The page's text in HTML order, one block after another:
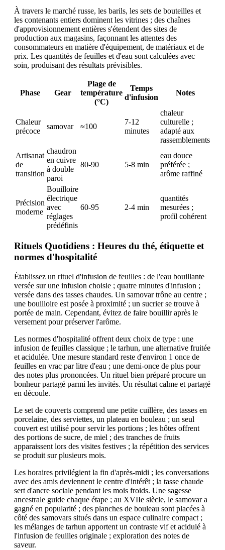
À travers le marché russe, les barils, les sets de bouteilles et
les contenants entiers dominent les vitrines ; des chaînes
d'approvisionnement entières s'étendent des sites de
production aux magasins, façonnant les attentes des
consommateurs en matière d'équipement, de matériaux et de
prix. Les quantités de feuilles et d'eau sont calculées avec
soin, produisant des résultats prévisibles.
Phase Gear
Plage de
température
(°C)
Temps
d'infusion
Notes
Chaleur
précoce
samovar ≈100
7-12
minutes
chaleur
culturelle ;
adapté aux
rassemblements
Artisanat
de
transition
chaudron
en cuivre
à double
paroi
80-90 5-8 min
eau douce
préférée ;
arôme raffiné
Précision
moderne
Bouilloire
électrique
avec
réglages
prédéfinis
60-95 2-4 min
quantités
mesurées ;
profil cohérent
Rituels Quotidiens : Heures du thé, étiquette et
normes d'hospitalité
Établissez un rituel d'infusion de feuilles : de l'eau bouillante
versée sur une infusion choisie ; quatre minutes d'infusion ;
versée dans des tasses chaudes. Un samovar trône au centre ;
une bouilloire est posée à proximité ; un sucrier se trouve à
portée de main. Cependant, évitez de faire bouillir après le
versement pour préserver l'arôme.
Les normes d'hospitalité offrent deux choix de type : une
infusion de feuilles classique ; le tarhun, une alternative fruitée
et acidulée. Une mesure standard reste d'environ 1 once de
feuilles en vrac par litre d'eau ; une demi-once de plus pour
des notes plus prononcées. Un rituel bien préparé procure un
bonheur partagé parmi les invités. Un résultat calme et partagé
en découle.
Le set de couverts comprend une petite cuillère, des tasses en
porcelaine, des serviettes, un plateau en bouleau ; un seul
couvert est utilisé pour servir les portions ; les hôtes offrent
des portions de sucre, de miel ; des tranches de fruits
apparaissent lors des visites festives ; la répétition des services
se produit sur plusieurs mois.
Les horaires privilégient la fin d'après-midi ; les conversations
avec des amis deviennent le centre d'intérêt ; la tasse chaude
sert d'ancre sociale pendant les mois froids. Une sagesse
ancestrale guide chaque étape ; au XVIIe siècle, le samovar a
gagné en popularité ; des planches de bouleau sont placées à
côté des samovars situés dans un espace culinaire compact ;
les mélanges de tarhun apportent un contraste vif et acidulé à
l'infusion de feuilles originale ; exploration des notes de
saveur.